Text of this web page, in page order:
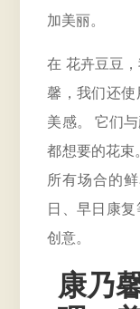
加美丽。
在 花卉豆豆
馨，我们还
美感。 它们
都想要的花束
所有场合的
日、早日康
创意。
康乃